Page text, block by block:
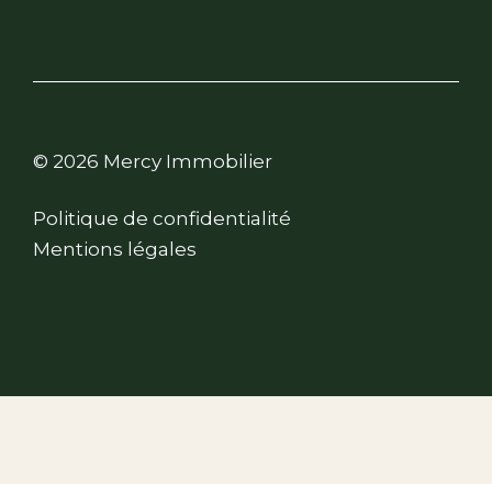
© 2026 Mercy Immobilier
Politique de confidentialité
Mentions légales